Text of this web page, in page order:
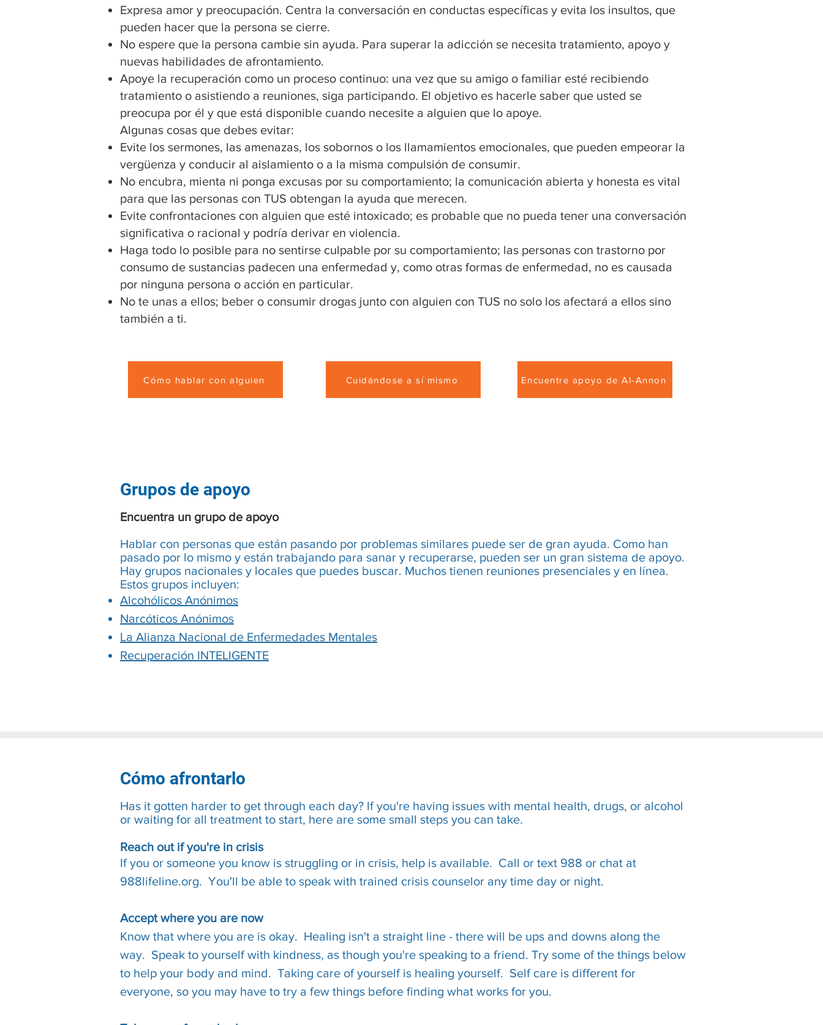
Expresa amor y preocupación. Centra la conversación en conductas específicas y evita los insultos, que
pueden hacer que la persona se cierre.
No espere que la persona cambie sin ayuda. Para superar la adicción se necesita tratamiento, apoyo y
nuevas habilidades de afrontamiento.
Apoye la recuperación como un proceso continuo: una vez que su amigo o familiar esté recibiendo
tratamiento o asistiendo a reuniones, siga participando. El objetivo es hacerle saber que usted se
preocupa por él y que está disponible cuando necesite a alguien que lo apoye.
Algunas cosas que debes evitar:
Evite los sermones, las amenazas, los sobornos o los llamamientos emocionales, que pueden empeorar la
vergüenza y conducir al aislamiento o a la misma compulsión de consumir.
No encubra, mienta ni ponga excusas por su comportamiento; la comunicación abierta y honesta es vital
para que las personas con TUS obtengan la ayuda que merecen.
Evite confrontaciones con alguien que esté intoxicado; es probable que no pueda tener una conversación
significativa o racional y podría derivar en violencia.
Haga todo lo posible para no sentirse culpable por su comportamiento; las personas con trastorno por
consumo de sustancias padecen una enfermedad y, como otras formas de enfermedad, no es causada
por ninguna persona o acción en particular.
No te unas a ellos; beber o consumir drogas junto con alguien con TUS no solo los afectará a ellos sino
también a ti.
Cómo hablar con alguien Cuidándose a sí mismo Encuentre apoyo de Al-Annon
Grupos de apoyo
Encuentra un grupo de apoyo
Hablar con personas que están pasando por problemas similares puede ser de gran ayuda. Como han
pasado por lo mismo y están trabajando para sanar y recuperarse, pueden ser un gran sistema de apoyo.
Hay grupos nacionales y locales que puedes buscar. Muchos tienen reuniones presenciales y en línea.
Estos grupos incluyen:
Alcohólicos Anónimos
Narcóticos Anónimos
La Alianza Nacional de Enfermedades Mentales
Recuperación INTELIGENTE
Cómo afrontarlo
Has it gotten harder to get through each day? If you're having issues with mental health, drugs, or alcohol
or waiting for all treatment to start, here are some small steps you can take.
​Reach out if you're in crisis
​If you or someone you know is struggling or in crisis, help is available. Call or text 988 or chat at
988lifeline.org. You'll be able to speak with trained crisis counselor any time day or night.
Accept where you are now
Know that where you are is okay. Healing isn't a straight line - there will be ups and downs along the
way. Speak to yourself with kindness, as though you're speaking to a friend. Try some of the things below
to help your body and mind. Taking care of yourself is healing yourself. Self care is different for
everyone, so you may have to try a few things before finding what works for you.